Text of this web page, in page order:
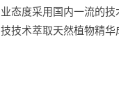
业态度采用国内一流的
技技术萃取天然植物精华